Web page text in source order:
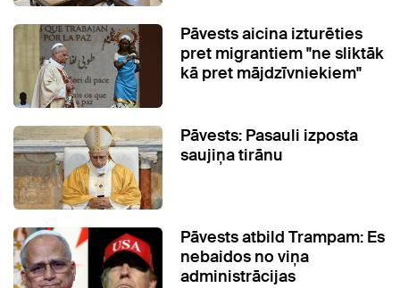
Pāvests aicina izturēties
pret migrantiem "ne sliktāk
kā pret mājdzīvniekiem"
Pāvests: Pasauli izposta
saujiņa tirānu
Pāvests atbild Trampam: Es
nebaidos no viņa
administrācijas